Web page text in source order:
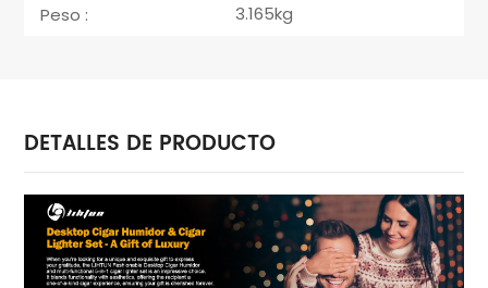
Peso :
3.165kg
DETALLES DE PRODUCTO